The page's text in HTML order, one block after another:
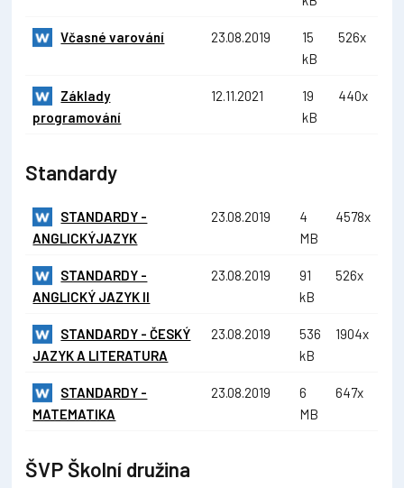
Včasné varování 23.08.2019
15
kB
526x
Základy
programování
12.11.2021
19
kB
440x
Standardy
STANDARDY -
ANGLICKÝJAZYK
23.08.2019
4
MB
4578x
STANDARDY -
ANGLICKÝ JAZYK II
23.08.2019
91
kB
526x
STANDARDY - ČESKÝ
JAZYK A LITERATURA
23.08.2019
536
kB
1904x
STANDARDY -
MATEMATIKA
23.08.2019
6
MB
647x
ŠVP Školní družina